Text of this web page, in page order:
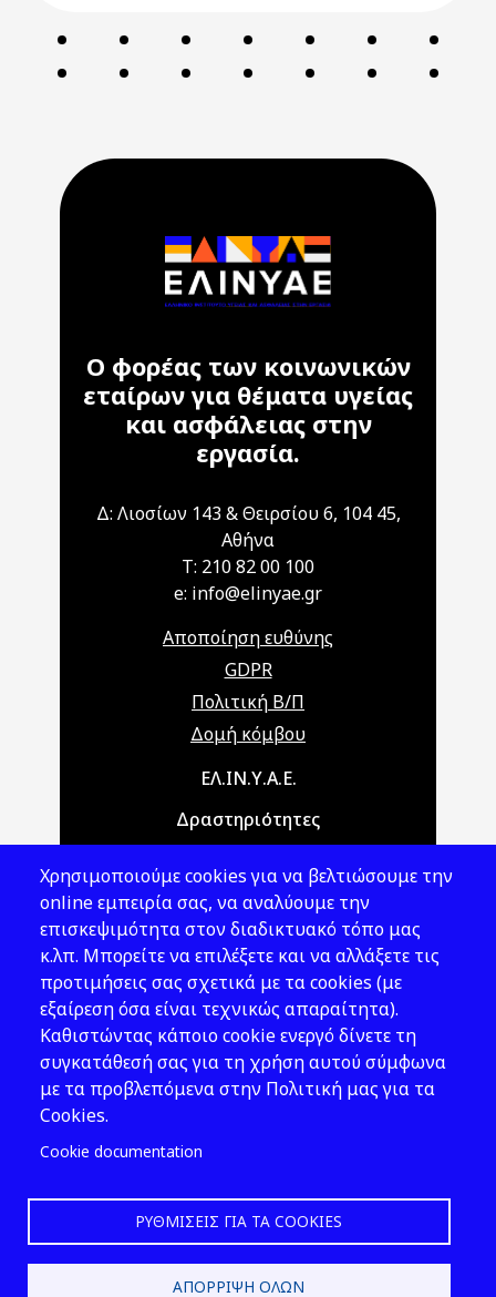
Ο φορέας των κοινωνικών
εταίρων για θέματα υγείας
και ασφάλειας στην
εργασία.
Δ: Λιοσίων 143 & Θειρσίου 6, 104 45,
Αθήνα
T: 210 82 00 100
e: info@elinyae.gr
Αποποίηση ευθύνης
GDPR
Πολιτική Β/Π
Δομή κόμβου
Main navigationΕΛ.ΙΝ.Υ.Α.Ε.
Δραστηριότητες
Νομοθεσία
Εκδόσεις
Νέα - Εκδηλώσεις
Ακολουθήστε μας
Χρησιμοποιούμε cookies για να βελτιώσουμε την
online εμπειρία σας, να αναλύουμε την
επισκεψιμότητα στον διαδικτυακό τόπο μας
κ.λπ. Μπορείτε να επιλέξετε και να αλλάξετε τις
προτιμήσεις σας σχετικά με τα cookies (με
εξαίρεση όσα είναι τεχνικώς απαραίτητα).
Καθιστώντας κάποιο cookie ενεργό δίνετε τη
συγκατάθεσή σας για τη χρήση αυτού σύμφωνα
με τα προβλεπόμενα στην Πολιτική μας για τα
Cookies.
Cookie documentation
ΡΥΘΜΊΣΕΙΣ ΓΙΑ ΤΑ COOKIES
ΑΠΌΡΡΙΨΗ ΌΛΩΝ
2026 © ΕΛ.ΙΝ.Υ.Α.Ε.